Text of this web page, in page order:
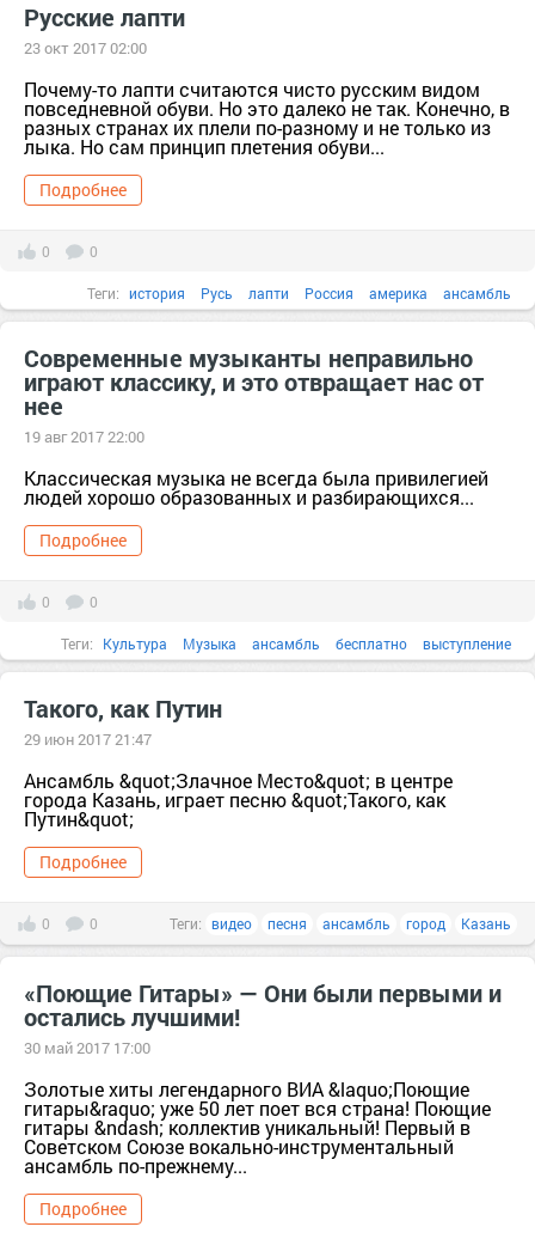
Русские лапти
23 окт 2017 02:00
Почему-то лапти считаются чисто русским видом
повседневной обуви. Но это далеко не так. Конечно, в
разных странах их плели по-разному и не только из
лыка. Но сам принцип плетения обуви...
Подробнее
0 0
Теги: история Русь лапти Россия америка ансамбль
Современные музыканты неправильно
играют классику, и это отвращает нас от
нее
19 авг 2017 22:00
Классическая музыка не всегда была привилегией
людей хорошо образованных и разбирающихся...
Подробнее
0 0
Теги: Культура Музыка ансамбль бесплатно выступление
Такого, как Путин
29 июн 2017 21:47
Ансамбль &quot;Злачное Место&quot; в центре
города Казань, играет песню &quot;Такого, как
Путин&quot;
Подробнее
0 0 Теги: видео песня ансамбль город Казань
«Поющие Гитары» — Они были первыми и
остались лучшими!
30 май 2017 17:00
Золотые хиты легендарного ВИА &laquo;Поющие
гитары&raquo; уже 50 лет поет вся страна! Поющие
гитары &ndash; коллектив уникальный! Первый в
Советском Союзе вокально-инструментальный
ансамбль по-прежнему...
Подробнее